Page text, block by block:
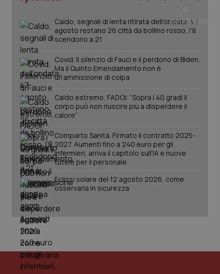
Sangue & coagulazione
Tiroide
Tumore al seno
Tumore ovarico
Tumori del Polmone & Testa Collo
Tumori gastrointestinali
Ulcera & Reflusso
Vaccini
Caldo, segnali di lenta ritirata dell'ondata: il 7
agosto restano 26 città da bollino rosso, l'8
scendono a 21
Covid. Il silenzio di Fauci e il perdono di Biden.
Ma il Quinto Emendamento non è
un’ammissione di colpa
Caldo estremo, FADOI: “Sopra i 40 gradi il
corpo può non riuscire più a disperdere il
calore”
Comparto Sanità. Firmato il contratto 2025-
2027. Aumenti fino a 240 euro per gli
infermieri, arriva il capitolo sull'IA e nuove
tutele per il personale
Eclissi solare del 12 agosto 2026, come
osservarla in sicurezza
CookieScriptConsent
CookieScript
www.quotidianosanita.it